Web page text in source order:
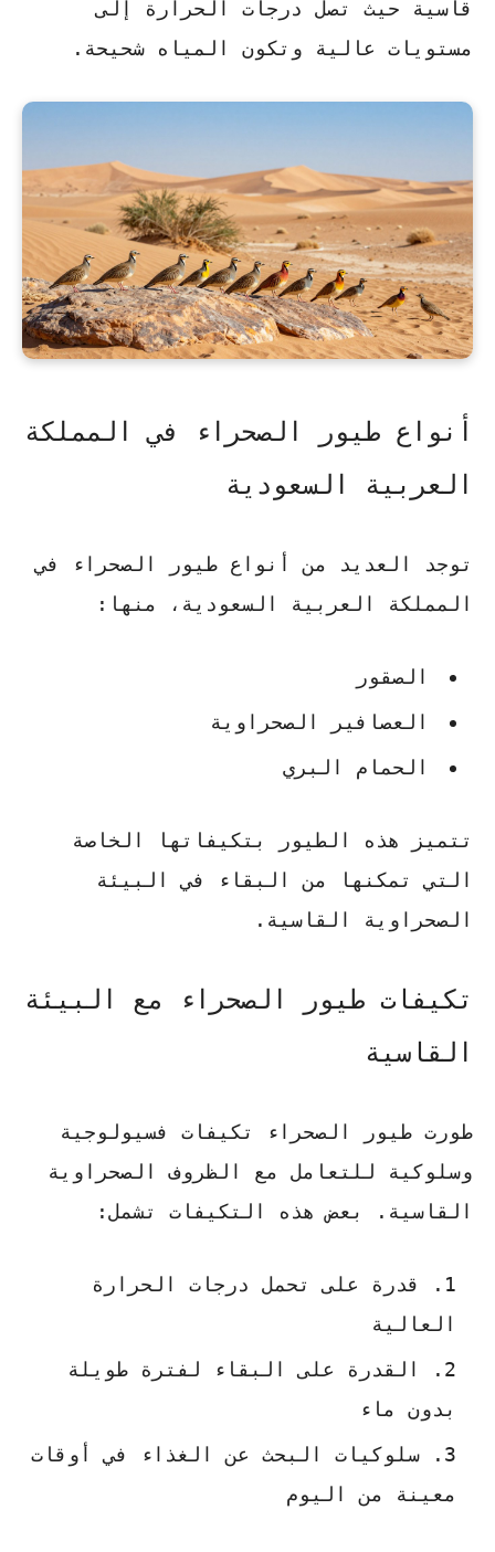
قاسية حيث تصل درجات الحرارة إلى
مستويات عالية وتكون المياه شحيحة.
أنواع طيور الصحراء في المملكة
العربية السعودية
توجد العديد من أنواع طيور الصحراء
في
المملكة العربية السعودية، منها:
الصقور
العصافير الصحراوية
الحمام البري
تتميز هذه الطيور بتكيفاتها الخاصة
التي تمكنها من البقاء في البيئة
الصحراوية القاسية.
تكيفات طيور الصحراء مع البيئة
القاسية
طورت طيور الصحراء
تكيفات فسيولوجية
وسلوكية للتعامل مع الظروف الصحراوية
القاسية. بعض هذه التكيفات تشمل:
قدرة على تحمل درجات الحرارة
العالية
القدرة على البقاء لفترة طويلة
بدون ماء
سلوكيات البحث عن الغذاء في أوقات
معينة من اليوم